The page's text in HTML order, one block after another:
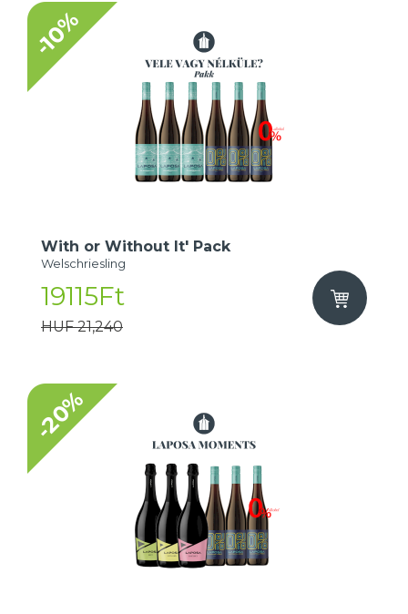
-10%
With or Without It' Pack
Welschriesling
19115Ft
HUF 21,240
-20%